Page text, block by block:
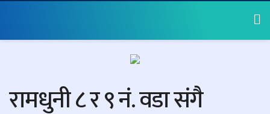
रामधुनी ८ र ९ नं. वडा संगै